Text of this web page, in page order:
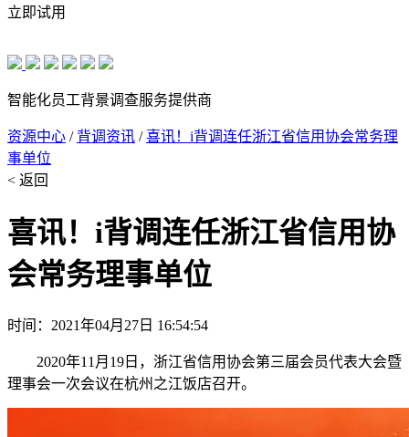
立即试用
智能化员工背景调查服务提供商
资源中心 / 背调资讯 /喜讯！i背调连任浙江省信用协会常务理
事单位
< 返回
喜讯！i背调连任浙江省信用协
会常务理事单位
时间：2021年04月27日 16:54:54
2020年11月19日，浙江省信用协会第三届会员代表大会暨
理事会一次会议在杭州之江饭店召开。